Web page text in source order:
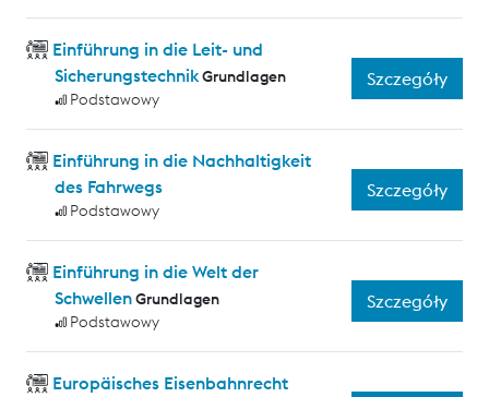
Einführung in die Leit- und
SicherungstechnikGrundlagen
Podstawowy
Szczegóły
Einführung in die Nachhaltigkeit
des Fahrwegs
Podstawowy
Szczegóły
Einführung in die Welt der
SchwellenGrundlagen
Podstawowy
Szczegóły
Europäisches Eisenbahnrecht